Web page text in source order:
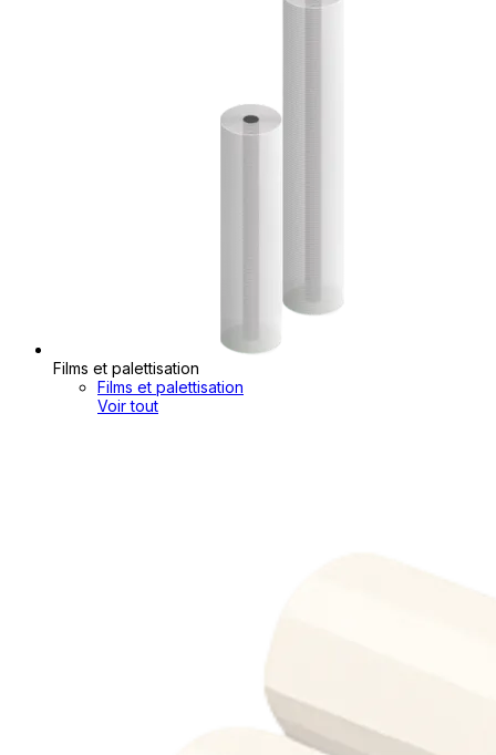
Films et palettisation
Films et palettisation
Voir tout